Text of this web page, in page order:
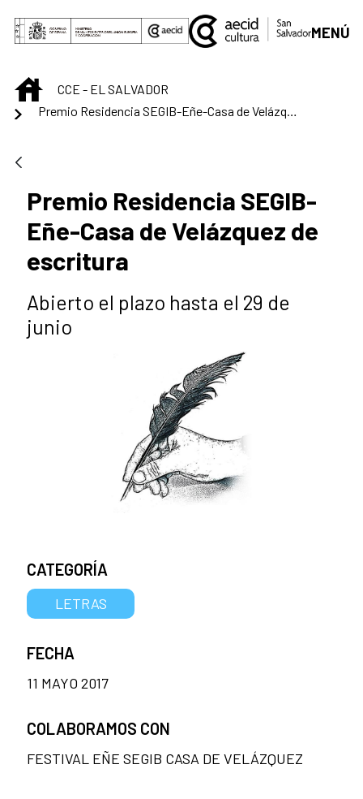
Saltar al contenido principal
MENÚ
INICIOCCE - EL SALVADOR
Premio Residencia SEGIB-
Eñe-Casa de Velázquez de
escritura
Abierto el plazo hasta el 29 de
junio
CATEGORÍA
LETRAS
FECHA
11 MAYO 2017
COLABORAMOS CON
FESTIVAL EÑE SEGIB CASA DE VELÁZQUEZ